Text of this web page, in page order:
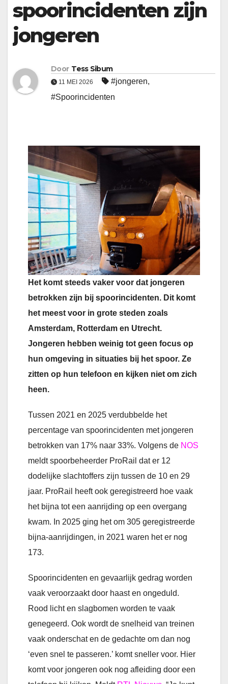
spoorincidenten zijn
jongeren
Door Tess Sibum
11 MEI 2026 #jongeren,
#Spoorincidenten
Het komt steeds vaker voor dat jongeren
betrokken zijn bij spoorincidenten. Dit komt
het meest voor in grote steden zoals
Amsterdam, Rotterdam en Utrecht.
Jongeren hebben weinig tot geen focus op
hun omgeving in situaties bij het spoor. Ze
zitten op hun telefoon en kijken niet om zich
heen.
Tussen 2021 en 2025 verdubbelde het
percentage van spoorincidenten met jongeren
betrokken van 17% naar 33%. Volgens de NOS
meldt spoorbeheerder ProRail dat er 12
dodelijke slachtoffers zijn tussen de 10 en 29
jaar. ProRail heeft ook geregistreerd hoe vaak
het bijna tot een aanrijding op een overgang
kwam. In 2025 ging het om 305 geregistreerde
bijna-aanrijdingen, in 2021 waren het er nog
173.
Spoorincidenten en gevaarlijk gedrag worden
vaak veroorzaakt door haast en ongeduld.
Rood licht en slagbomen worden te vaak
genegeerd. Ook wordt de snelheid van treinen
vaak onderschat en de gedachte om dan nog
‘even snel te passeren.’ komt sneller voor. Hier
komt voor jongeren ook nog afleiding door een